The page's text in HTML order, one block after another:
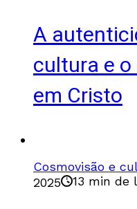
A
cultura e
em Cristo
Cosmovisão e
2025
13 min de